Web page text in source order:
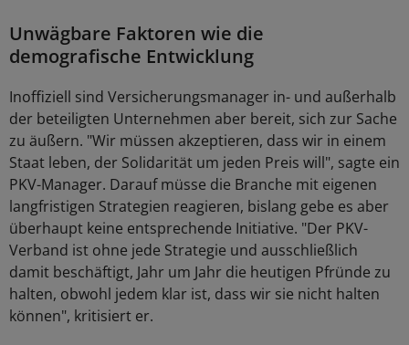
Unwägbare Faktoren wie die
demografische Entwicklung
Inoffiziell sind Versicherungsmanager in- und außerhalb
der beteiligten Unternehmen aber bereit, sich zur Sache
zu äußern. "Wir müssen akzeptieren, dass wir in einem
Staat leben, der Solidarität um jeden Preis will", sagte ein
PKV-Manager. Darauf müsse die Branche mit eigenen
langfristigen Strategien reagieren, bislang gebe es aber
überhaupt keine entsprechende Initiative. "Der PKV-
Verband ist ohne jede Strategie und ausschließlich
damit beschäftigt, Jahr um Jahr die heutigen Pfründe zu
halten, obwohl jedem klar ist, dass wir sie nicht halten
können", kritisiert er.